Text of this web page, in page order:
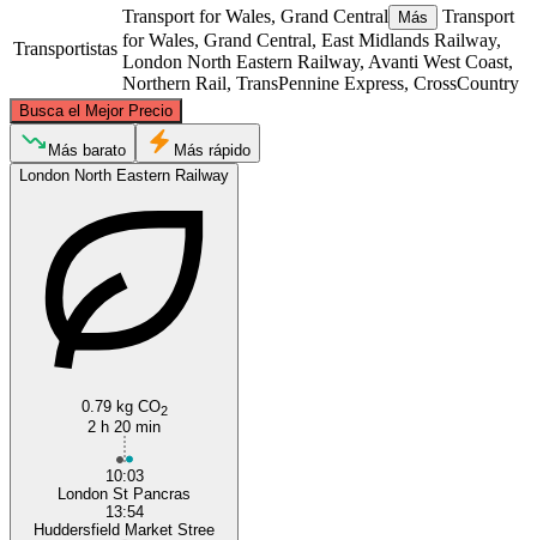
Transportistas
Transport for Wales, Grand Central Más
Transport
for Wales, Grand Central, East Midlands Railway,
London North Eastern Railway, Avanti West Coast,
Northern Rail, TransPennine Express, CrossCountry
Busca el Mejor Precio
Huddersfield
© CARTO, ©OpenStreetMapcontributors
Más barato
Más rápido
London North Eastern Railway
0.79 kg CO2
2 h 20 min
10:03
London St Pancras
13:54
Huddersfield Market Stree